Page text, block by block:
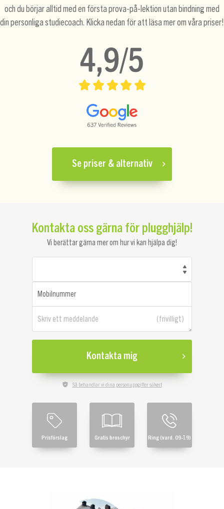
och du börjar alltid med en första prova-på-lektion utan bindning med
din personliga studiecoach. Klicka nedan för att läsa mer om våra priser!
Se priser & alternativ
Kontakta oss gärna för plugghjälp!
Vi berättar gärna mer om hur vi kan hjälpa dig!
Mobilnummer
Skriv ett meddelande
Kontakta mig
Så behandlar vi dina personuppgifter säkert
Prisförslag Gratis broschyr Ring (vard. 09-19)